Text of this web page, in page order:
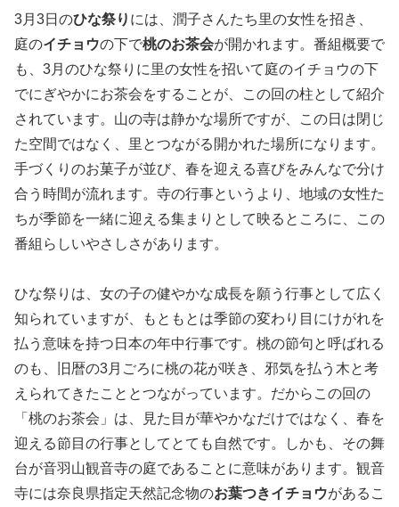
3月3日のひな祭り には、潤子さんたち里の女性を招き、
庭のイチョウの下で桃のお茶会が開かれます。番組概要で
も、3月のひな祭りに里の女性を招いて庭のイチョウの下
でにぎやかにお茶会をすることが、この回の柱として紹介
されています。山の寺は静かな場所ですが、この日は閉じ
た空間ではなく、里とつながる開かれた場所になります。
手づくりのお菓子が並び、春を迎える喜びをみんなで分け
合う時間が流れます。寺の行事というより、地域の女性た
ちが季節を一緒に迎える集まりとして映るところに、この
番組らしいやさしさがあります。
ひな祭りは、女の子の健やかな成長を願う行事として広く
知られていますが、もともとは季節の変わり目にけがれを
払う意味を持つ日本の年中行事です。桃の節句と呼ばれる
のも、旧暦の3月ごろに桃の花が咲き、邪気を払う木と考
えられてきたこととつながっています。だからこの回の
「桃のお茶会」は、見た目が華やかなだけではなく、春を
迎える節目の行事としてとても自然です。しかも、その舞
台が音羽山観音寺の庭であることに意味があります。観音
寺には奈良県指定天然記念物のお葉つきイチョウがあるこ